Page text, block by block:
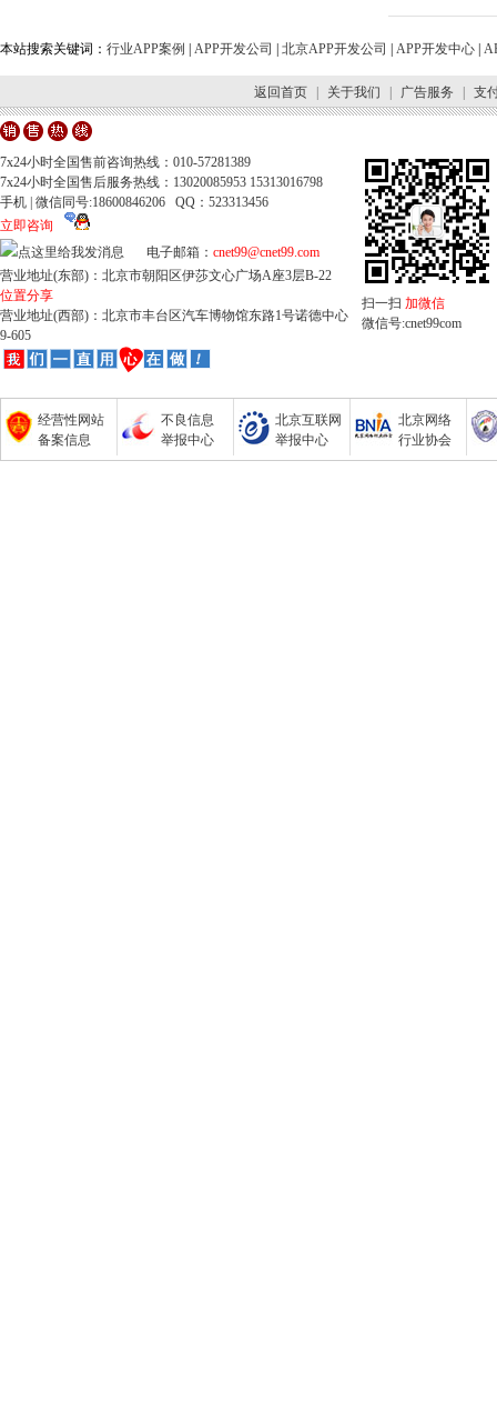
本站搜索关键词： 行业APP案例 APP开发公司 北京APP开发公司 APP开发中心
返回首页 关于我们 广告服务 支
7x24小时全国售前咨询热线：010-57281389
7x24小时全国售后服务热线：13020085953 15313016798
手机 | 微信同号:18600846206 QQ：523313456
立即咨询
电子邮箱： cnet99@cnet99.com
营业地址(东部)：北京市朝阳区伊莎文心广场A座3层B-22
位置分享
营业地址(西部)：北京市丰台区汽车博物馆东路1号诺德中心
9-605
扫一扫 加微信
微信号:cnet99com
经营性网站
备案信息
不良信息
举报中心
北京互联网
举报中心
北京网络
行业协会